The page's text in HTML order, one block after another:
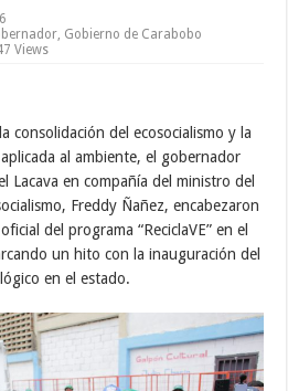
Gobierno de Carabobo
Views
consolidación del ecosocialismo y la
al ambiente, el gobernador
Lacava en compañía del ministro del
Freddy Ñañez, encabezaron
del programa “ReciclaVE” en el
un hito con la inauguración del
en el estado.